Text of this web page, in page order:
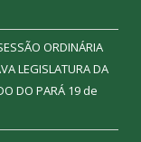
ORDINÁRIA
LEGISLATURA DA
DO PARÁ 19 de